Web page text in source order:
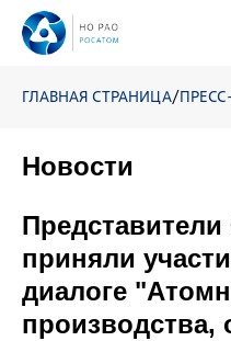
ГЛАВНАЯ СТРАНИЦА/
Новости
приняли
диалоге
производства,